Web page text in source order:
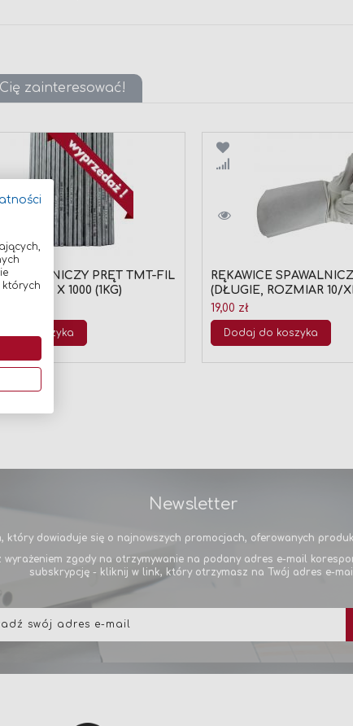
których
zainteresować!
SPAWALNICZY PRĘT TMT-FIL
FI 2,4 X 1000 (1KG)
do koszyka
Porównaj
RĘKAWICE
(DŁUGIE, ROZMIAR 10/
19,00 zł
Dodaj do koszyka
Newsletter
który dowiaduje się o najnowszych promocjach, oferowanych
zgody na otrzymywanie na podany adres e-mail
subskrypcję - kliknij w link, który otrzymasz na Twój adres e-
newsletter: